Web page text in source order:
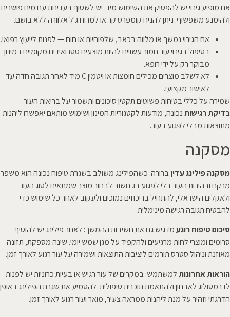
אם מופיע גירוי יש להפסיק את השימוש מיד. יש לשטוף בעדינות עם מים פושרים
ולהימנע משפשוף. ניתן להניח קומפרס קר או למרוח ג'ל אלוורה ללא בושם.
אם הגירוי נמשך או מלווה בכאב, שלפוחיות או חום — לפנות לייעוץ רפואי.
בטיפול בגירוי עור חמור עשויים להיות מוצעים סטרואידים מקומיים במינון
מבוקר רק על ידי רופא.
לא לשלב מוצרים מכילים חומצות או ויטמין C מיד לאחר תגובה חדה עד
לאישור מקצועי.
שמירה על כללי בטיחות פשוטים תקטין סיכונים ותשמור על בריאות העור.
בדיקת רגישותנכונה, מודעות לקטגוריות המינון ושימוש מותאם יאפשרו ליהנות
מתוצאות מבלי לפגוע בעור.
מסקנה
מסקנה פילינג עדיןברורה: כשהפילינג משולב בשגרת טיפוח נכונה הוא משפר
מרקם ובהירות העור בלי לפגוע בו. חשוב לבחור מוצר שמתאים לסוג העור
ולאקלים הישראלי, להתחיל בריכוזים נמוכים ולעקוב לאחר כל שימוש כדי
להבטיח תגובה רגישה מינימלית.
סיכום טיפוח רוגעמדגיש גם את חשיבות ההמשך: לאחר פילינג יש להוסיף
סרומים ומוצרי לחות מרגיעים ולהקפיד על מגן שמש יומי. שינה מספקת, תזונה
מאוזנת וניהול סטרס תורמים ליציבות התוצאות ושמירה על עור רגוע לאורך זמן.
הוראות אחרונותלמשתמש: במקרים של עור רגיש או בעיות כרוניות יש לפנות
לדרמטולוג לאבחון ולהתאמת תוכנית טיפולית. להטמיע את שגרת הפילינג באופן
הדרגתי וזהיר על מנת ליהנות ממראה צעיר, מואר ועור רגוע לאורך זמן.